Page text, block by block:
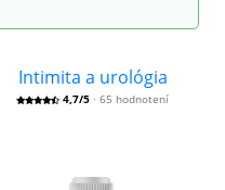
Intimita a urológia
4,7/5 · 65 hodnotení